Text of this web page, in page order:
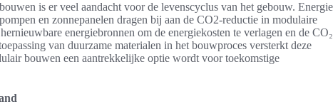
is er veel aandacht voor de levenscyclus van het gebouw.
en zonnepanelen dragen bij aan de CO2-reductie in modulaire
energiebronnen om de energiekosten te verlagen en de
van duurzame materialen in het bouwproces versterkt deze
bouwen een aantrekkelijke optie wordt voor toekomstige